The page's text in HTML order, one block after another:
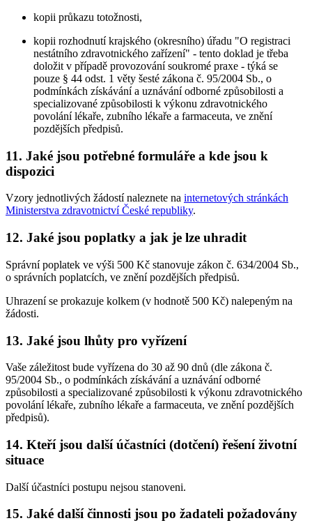
kopii průkazu totožnosti,
kopii rozhodnutí krajského (okresního) úřadu "O registraci
nestátního zdravotnického zařízení" - tento doklad je třeba
doložit v případě provozování soukromé praxe - týká se
pouze § 44 odst. 1 věty šesté zákona č. 95/2004 Sb., o
podmínkách získávání a uznávání odborné způsobilosti a
specializované způsobilosti k výkonu zdravotnického
povolání lékaře, zubního lékaře a farmaceuta, ve znění
pozdějších předpisů.
11. Jaké jsou potřebné formuláře a kde jsou k
dispozici
Vzory jednotlivých žádostí naleznete na internetových stránkách
Ministerstva zdravotnictví České republiky.
12. Jaké jsou poplatky a jak je lze uhradit
Správní poplatek ve výši 500 Kč stanovuje zákon č. 634/2004 Sb.,
o správních poplatcích, ve znění pozdějších předpisů.
Uhrazení se prokazuje kolkem (v hodnotě 500 Kč) nalepeným na
žádosti.
13. Jaké jsou lhůty pro vyřízení
Vaše záležitost bude vyřízena do 30 až 90 dnů (dle zákona č.
95/2004 Sb., o podmínkách získávání a uznávání odborné
způsobilosti a specializované způsobilosti k výkonu zdravotnického
povolání lékaře, zubního lékaře a farmaceuta, ve znění pozdějších
předpisů).
14. Kteří jsou další účastníci (dotčení) řešení životní
situace
Další účastníci postupu nejsou stanoveni.
15. Jaké další činnosti jsou po žadateli požadovány